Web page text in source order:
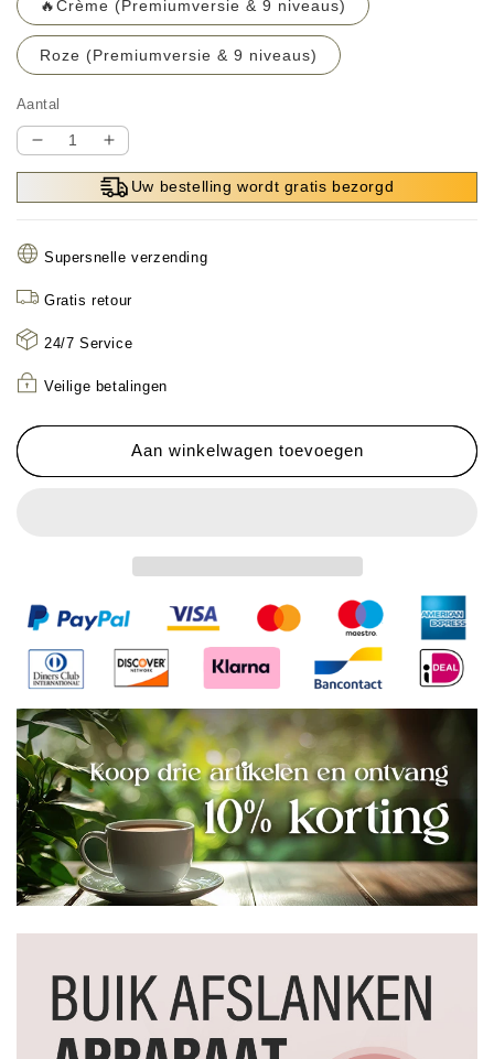
🔥Crème (Premiumversie & 9 niveaus)
Roze (Premiumversie & 9 niveaus)
Aantal
Aantal
verlagen
Buik
Gewichtsverlies
Machine
Aantal
verhogen
voor
Gewichtsverlies
Uw bestelling wordt gratis bezorgd
Supersnelle verzending
Gratis retour
24/7 Service
Veilige betalingen
Aan winkelwagen toevoegen